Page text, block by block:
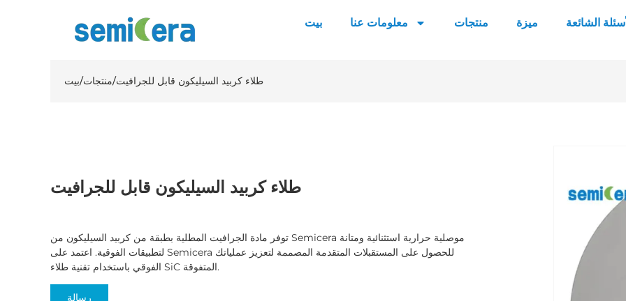
بيت معلومات عنا منتجات ميزة الشائعة
بيت/منتجات/طلاء كربيد السيليكون قابل للجرافيت
طلاء كربيد السيليكون قابل للجرافيت
توفر مادة الجرافيت المطلية بطبقة من كربيد السيليكون من Semicera موصلية حرارية استثنائية ومتانة
لتطبيقات الفوقية. اعتمد على Semicera للحصول على المستقبلات المتقدمة المصممة لتعزيز عملياتك
الفوقي باستخدام تقنية طلاء SiC المتفوقة.
رسالة